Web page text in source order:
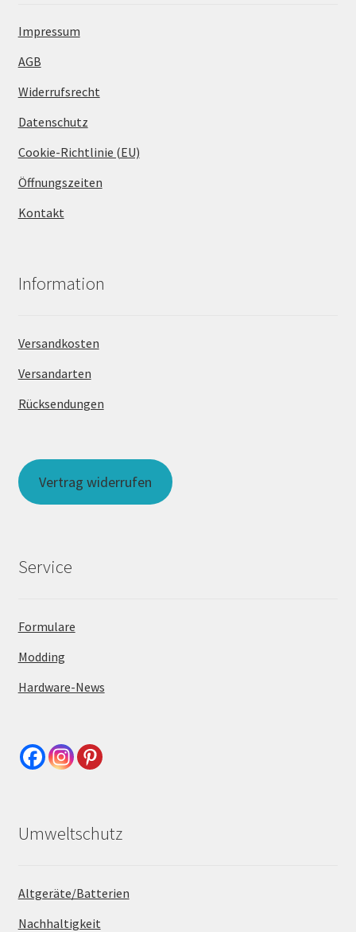
Impressum
AGB
Widerrufsrecht
Datenschutz
Cookie-Richtlinie (EU)
Öffnungszeiten
Kontakt
Information
Versandkosten
Versandarten
Rücksendungen
Vertrag widerrufen
Service
Formulare
Modding
Hardware-News
Umweltschutz
Altgeräte/Batterien
Nachhaltigkeit